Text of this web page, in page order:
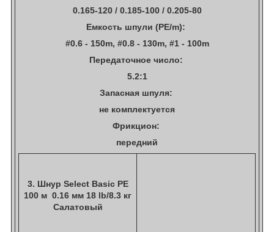
0.165-120 / 0.185-100 / 0.205-80
Емкость шпули (PE/m):
#0.6 - 150m, #0.8 - 130m, #1 - 100m
Передаточное число:
5.2:1
Запасная шпуля:
не комплектуется
Фрикцион:
передний
3. Шнур Select Basic PE
100 м 0.16 мм 18 lb/8.3 кг
Салатовый